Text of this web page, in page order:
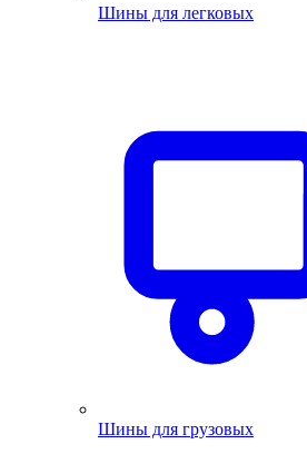
Шины для легковых
Шины для грузовых